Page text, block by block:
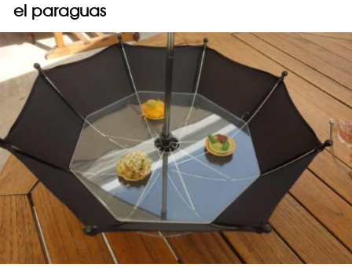
el paraguas